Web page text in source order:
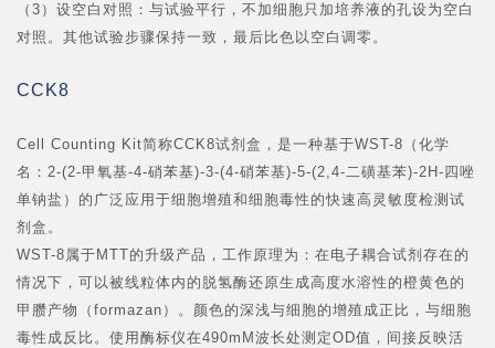
（3）设空白对照：与试验平行，不加细胞只加培养液的孔设为空白
对照。其他试验步骤保持一致，最后比色以空白调零。
CCK8
Cell Counting Kit简称CCK8试剂盒，是一种基于WST-8（化学
名：2-(2-甲氧基-4-硝苯基)-3-(4-硝苯基)-5-(2,4-二磺基苯)-2H-四唑
单钠盐）的广泛应用于细胞增殖和细胞毒性的快速高灵敏度检测试
剂盒。
WST-8属于MTT的升级产品，工作原理为：在电子耦合试剂存在的
情况下，可以被线粒体内的脱氢酶还原生成高度水溶性的橙黄色的
甲臜产物（formazan）。颜色的深浅与细胞的增殖成正比，与细胞
毒性成反比。使用酶标仪在490mM波长处测定OD值，间接反映活